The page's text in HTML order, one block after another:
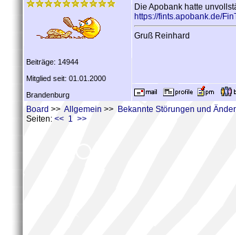
Beiträge: 14944
Mitglied seit: 01.01.2000
Brandenburg
Die Apobank hatte
https://fints.apobank.de/
Gruß Reinhard
Board >> Allgemein >> Bekannte Störungen und
Seiten: << 1 >>